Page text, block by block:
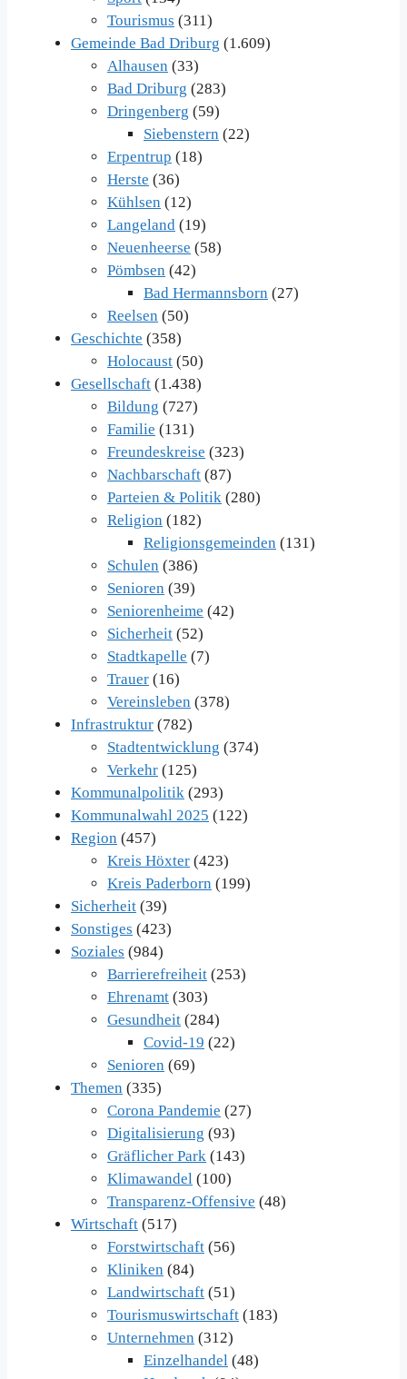
Tourismus (311)
Gemeinde Bad Driburg (1.609)
Alhausen (33)
Bad Driburg (283)
Dringenberg (59)
Siebenstern (22)
Erpentrup (18)
Herste (36)
Kühlsen (12)
Langeland (19)
Neuenheerse (58)
Pömbsen (42)
Bad Hermannsborn (27)
Reelsen (50)
Geschichte (358)
Holocaust (50)
Gesellschaft (1.438)
Bildung (727)
Familie (131)
Freundeskreise (323)
Nachbarschaft (87)
Parteien & Politik (280)
Religion (182)
Religionsgemeinden (131)
Schulen (386)
Senioren (39)
Seniorenheime (42)
Sicherheit (52)
Stadtkapelle (7)
Trauer (16)
Vereinsleben (378)
Infrastruktur (782)
Stadtentwicklung (374)
Verkehr (125)
Kommunalpolitik (293)
Kommunalwahl 2025 (122)
Region (457)
Kreis Höxter (423)
Kreis Paderborn (199)
Sicherheit (39)
Sonstiges (423)
Soziales (984)
Barrierefreiheit (253)
Ehrenamt (303)
Gesundheit (284)
Covid-19 (22)
Senioren (69)
Themen (335)
Corona Pandemie (27)
Digitalisierung (93)
Gräflicher Park (143)
Klimawandel (100)
Transparenz-Offensive (48)
Wirtschaft (517)
Forstwirtschaft (56)
Kliniken (84)
Landwirtschaft (51)
Tourismuswirtschaft (183)
Unternehmen (312)
Einzelhandel (48)